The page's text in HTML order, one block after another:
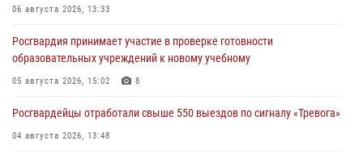
06 августа 2026, 13:33
Росгвардия принимает участие в проверке готовности
образовательных учреждений к новому учебному
05 августа 2026, 15:02 8
Росгвардейцы отработали свыше 550 выездов по сигналу «Тревога»
04 августа 2026, 13:48